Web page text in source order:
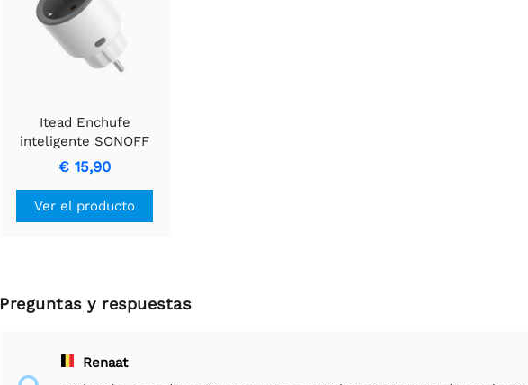
Itead Enchufe
inteligente SONOFF
iPlug Zigbee S60ZB -
con monitorización de
energía y router Zigbee
- Tipo E/F
€ 15,90
Ver el producto
Preguntas y respuestas
Renaat